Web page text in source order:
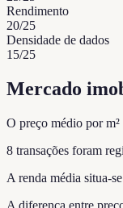
Rendimento
20/25
Densidade de dados
15/25
Mercado
O preço médio por
8 transações foram
A renda média situa-
A diferença entre